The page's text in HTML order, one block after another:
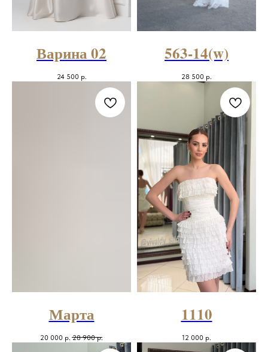
Варина 02
24 500 р.
563-14(w)
28 500 р.
Марта
20 000 р. 28 900 р.
1110
12 000 р.